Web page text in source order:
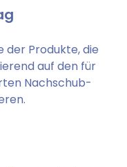
der Produkte, die
auf den für
Nachschub-